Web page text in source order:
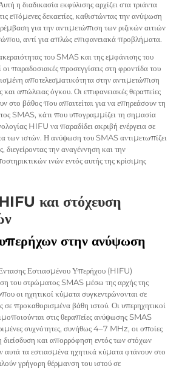
η διαδικασία εκφύλισης αρχίζει στα τριάντα
επόμενες δεκαετίες, καθιστώντας την ανύψωση
για την αντιμετώπιση των ριζικών αιτιών
αντί για απλώς επιφανειακά προβλήματα.
του SMAS και της εμφάνισης του
παραδοσιακές προσεγγίσεις στη φροντίδα του
αποτελεσματικότητα στην αντιμετώπιση
απώλειας όγκου. Οι επιφανειακές θεραπείες
στο βάθος που απαιτείται για να επηρεάσουν τη
SMAS, κάτι που υπογραμμίζει τη σημασία
HIFU να παραδίδει ακριβή ενέργεια σε
των ιστών. Η ανύψωση του SMAS αντιμετωπίζει
διεγείροντας την αναγέννηση και την
ινών εντός αυτής της κρίσιμης
και στόχευση
στην ανύψωση
Εστιασμένου Υπερήχου (HIFU)
του στρώματος SMAS μέσω της αρχής της
οι ηχητικοί κύματα συγκεντρώνονται σε
σε προκαθορισμένα βάθη ιστού. Οι υπερηχητικοί
στις θεραπείες ανύψωσης SMAS
συχνότητες, συνήθως 4–7 MHz, οι οποίες
διείσδυση και απορρόφηση εντός των στόχων
τα εστιασμένα ηχητικά κύματα φτάνουν στο
γρήγορη θέρμανση του ιστού σε